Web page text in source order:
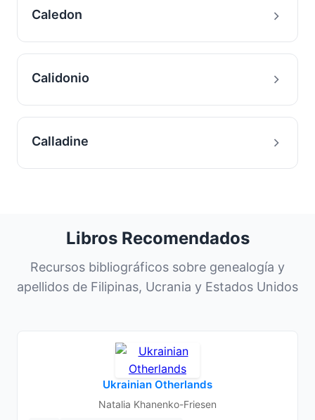
Caledon
Calidonio
Calladine
Libros Recomendados
Recursos bibliográficos sobre genealogía y
apellidos de Filipinas, Ucrania y Estados Unidos
Ukrainian Otherlands
Natalia Khanenko-Friesen